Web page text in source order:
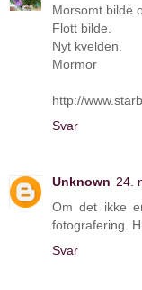
Morsomt bilde
Flott bilde.
Nyt kvelden.
Mormor
http://
Svar
Unknown 24.
Om det ikke
fotografering.
Svar